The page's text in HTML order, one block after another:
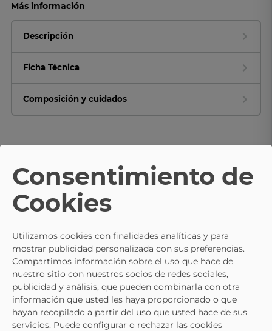
Más información
Descripción
Ficha Técnica
Composición y cuidados
Bailarinas Merceditas De Niña B
Consentimiento de
Cookies
Utilizamos cookies con finalidades analíticas y para
mostrar publicidad personalizada con sus preferencias.
Compartimos información sobre el uso que hace de
nuestro sitio con nuestros socios de redes sociales,
publicidad y análisis, que pueden combinarla con otra
información que usted les haya proporcionado o que
hayan recopilado a partir del uso que usted hace de sus
servicios. Puede configurar o rechazar las cookies